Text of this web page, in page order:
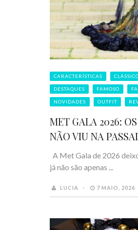
CARACTERÍSTICAS
DESTAQUES FAMOSO
NOVIDADES OUTFIT
MET GALA 2026:
NÃO VIU NA
A Met Gala de 2026
já não são apenas ...
LUCIA 7 MAIO, 2026